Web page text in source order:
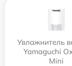
Увлажнитель
Yamaguchi
Mini